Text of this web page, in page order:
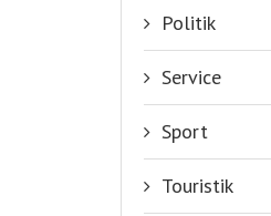
Politik
Service
Sport
Touristik